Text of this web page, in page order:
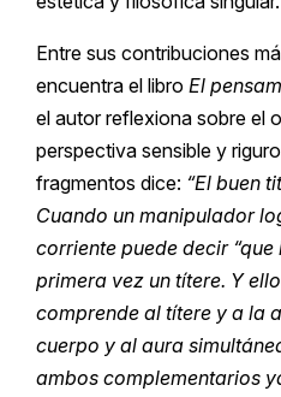
Entre sus contribuciones
encuentra el libro El
el autor reflexiona sobre el
perspectiva sensible y
fragmentos dice: “El buen
Cuando un manipulador
corriente puede decir
primera vez un títere. Y
comprende al títere y a la
cuerpo y al aura
ambos complementarios